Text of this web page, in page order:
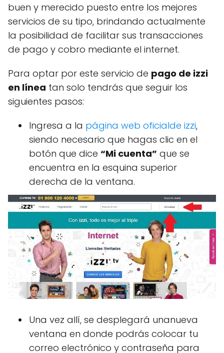
buen y merecido puesto entre los mejores
servicios de su tipo, brindando actualmente
la posibilidad de facilitar sus transacciones
de pago y cobro mediante el internet.
Para optar por este servicio de pago de izzi
en línea tan solo tendrás que seguir los
siguientes pasos:
Ingresa a la página web oficialde izzi,
siendo necesario que hagas clic en el
botón que dice “Mi cuenta” que se
encuentra en la esquina superior
derecha de la ventana.
Una vez allí, se desplegará unanueva
ventana en donde podrás colocar tu
correo electrónico y contraseña para